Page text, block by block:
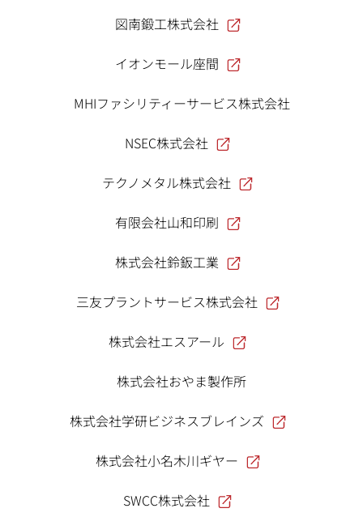
図南鍛工株式会社
イオンモール座間
MHIファシリティーサービス株式会社
NSEC株式会社
テクノメタル株式会社
有限会社山和印刷
株式会社鈴鈑工業
三友プラントサービス株式会社
株式会社エスアール
株式会社おやま製作所
株式会社学研ビジネスブレインズ
株式会社小名木川ギヤー
SWCC株式会社